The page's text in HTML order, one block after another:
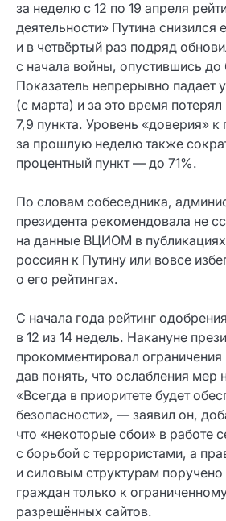
за неделю с 12 по 19 апреля
деятельности» Путина снизился
и в четвёртый раз подряд
с начала войны, опустившись
Показатель непрерывно падает
(с марта) и за это время
7,9 пункта. Уровень «доверия» к
за прошлую неделю также
процентный пункт — до 71%.
По словам собеседника,
президента рекомендовала не
на данные ВЦИОМ в
россиян к Путину или вовсе
о его рейтингах.
С начала года рейтинг
в 12 из 14 недель. Накануне
прокомментировал ограничения
дав понять, что ослабления мер
«Всегда в приоритете будет
безопасности», — заявил он,
что «некоторые сбои» в работе
с борьбой с террористами, а
и силовым структурам поручено
граждан только к
разрешённых сайтов.